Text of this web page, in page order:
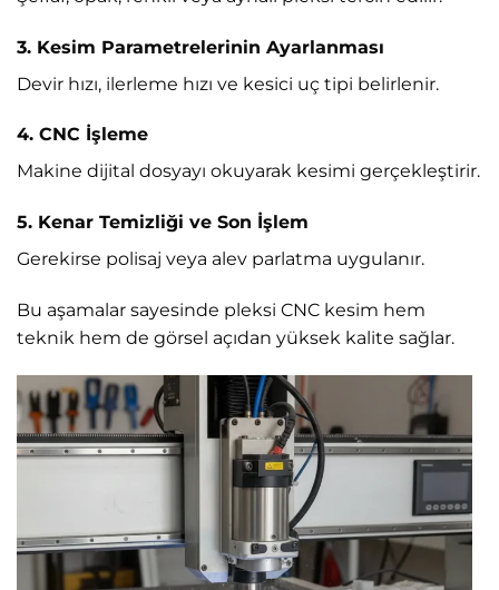
3. Kesim Parametrelerinin Ayarlanması
Devir hızı, ilerleme hızı ve kesici uç tipi belirlenir.
4. CNC İşleme
Makine dijital dosyayı okuyarak kesimi gerçekleştirir.
5. Kenar Temizliği ve Son İşlem
Gerekirse polisaj veya alev parlatma uygulanır.
Bu aşamalar sayesinde pleksi CNC kesim hem
teknik hem de görsel açıdan yüksek kalite sağlar.